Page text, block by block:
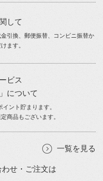
して
引換、郵便振替、コンビニ振替か
ます。
ビス
について
ント貯まります。
商品もございます。
一覧を見る
せ・ご注文は